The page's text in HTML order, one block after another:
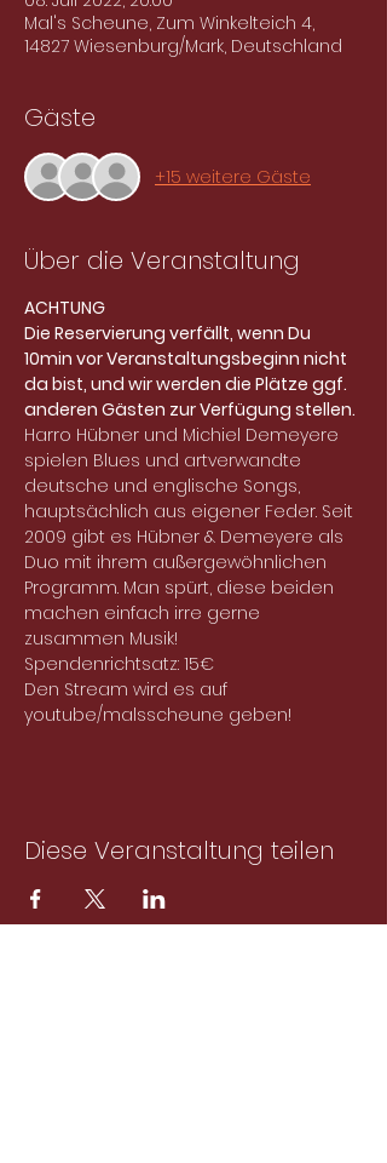
Mal's Scheune, Zum Winkelteich 4,
14827 Wiesenburg/Mark, Deutschland
Gäste
+15 weitere Gäste
Über die Veranstaltung
ACHTUNG
Die Reservierung verfällt, wenn Du
10min vor Veranstaltungsbeginn nicht
da bist, und wir werden die Plätze ggf.
anderen Gästen zur Verfügung stellen.
Harro Hübner und Michiel Demeyere
spielen Blues und artverwandte
deutsche und englische Songs,
hauptsächlich aus eigener Feder. Seit
2009 gibt es Hübner & Demeyere als
Duo mit ihrem außergewöhnlichen
Programm. Man spürt, diese beiden
machen einfach irre gerne
zusammen Musik!
Spendenrichtsatz: 15€
Den Stream wird es auf
youtube/malsscheune geben!
Diese Veranstaltung teilen